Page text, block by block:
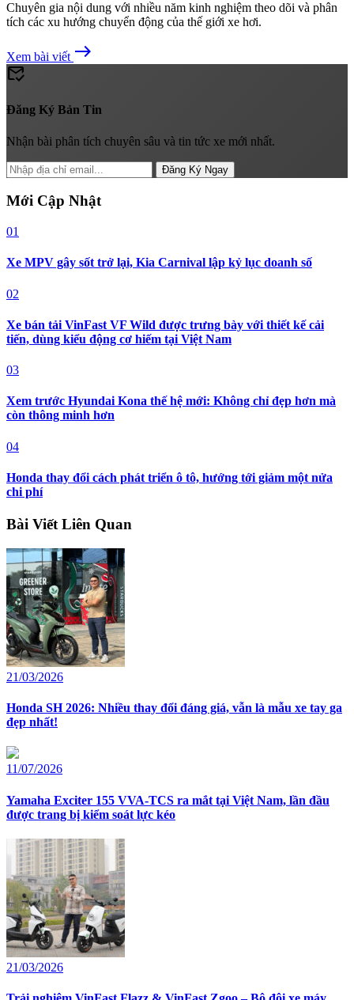
Chuyên gia nội dung với nhiều năm kinh nghiệm theo dõi và phân
tích các xu hướng chuyển động của thế giới xe hơi.
Xem bài viết east
mark_email_read
Đăng Ký Bản Tin
Nhận bài phân tích chuyên sâu và tin tức xe mới nhất.
Đăng Ký Ngay
Mới Cập Nhật
01
Xe MPV gây sốt trở lại, Kia Carnival lập kỷ lục doanh số
02
Xe bán tải VinFast VF Wild được trưng bày với thiết kế cải
tiến, dùng kiểu động cơ hiếm tại Việt Nam
03
Xem trước Hyundai Kona thế hệ mới: Không chỉ đẹp hơn mà
còn thông minh hơn
04
Honda thay đổi cách phát triển ô tô, hướng tới giảm một nửa
chi phí
Bài Viết Liên Quan
21/03/2026
Honda SH 2026: Nhiều thay đổi đáng giá, vẫn là mẫu xe tay ga
đẹp nhất!
11/07/2026
Yamaha Exciter 155 VVA-TCS ra mắt tại Việt Nam, lần đầu
được trang bị kiểm soát lực kéo
21/03/2026